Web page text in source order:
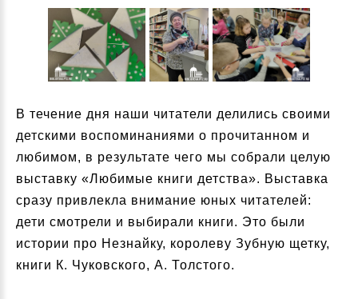
В течение дня наши читатели делились своими
детскими воспоминаниями о прочитанном и
любимом, в результате чего мы собрали целую
выставку «Любимые книги детства». Выставка
сразу привлекла внимание юных читателей:
дети смотрели и выбирали книги. Это были
истории про Незнайку, королеву Зубную щетку,
книги К. Чуковского, А. Толстого.